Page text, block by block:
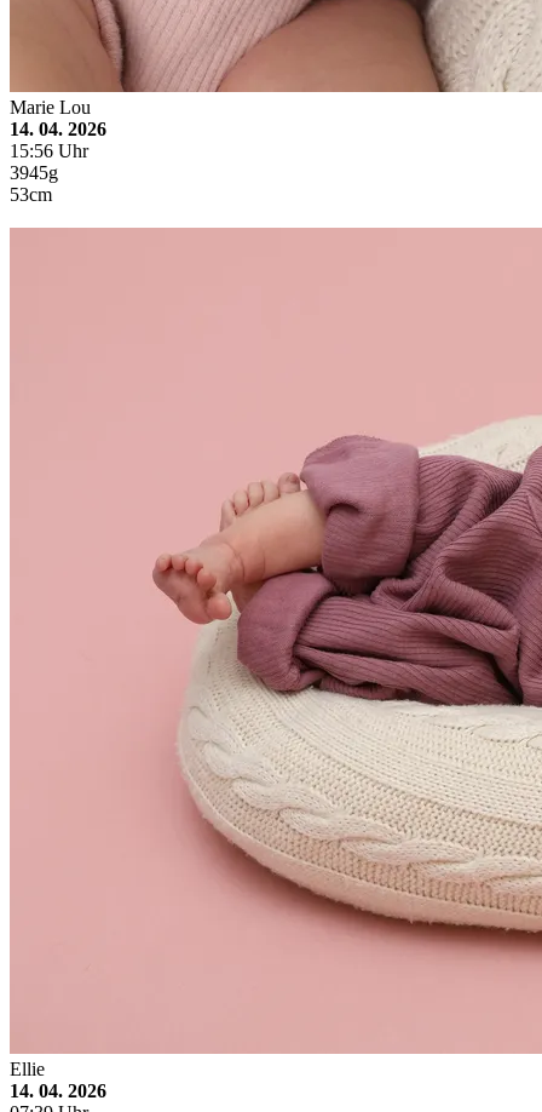
Marie Lou
14. 04. 2026
15:56 Uhr
3945g
53cm
Ellie
14. 04. 2026